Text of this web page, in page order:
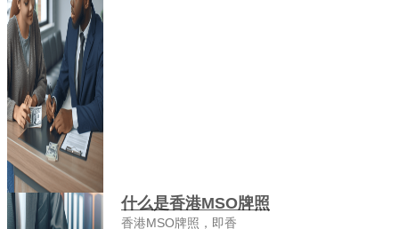
什么是香港MSO牌照
香港MSO牌照，即香